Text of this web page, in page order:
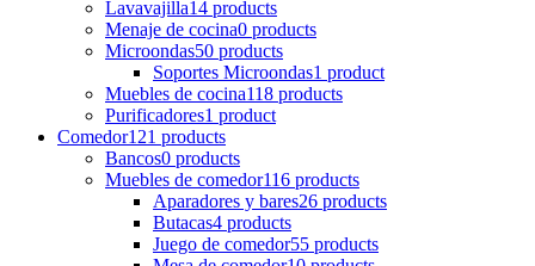
Lavavajilla14 products
Menaje de cocina0 products
Microondas50 products
Soportes Microondas1 product
Muebles de cocina118 products
Purificadores1 product
Comedor121 products
Bancos0 products
Muebles de comedor116 products
Aparadores y bares26 products
Butacas4 products
Juego de comedor55 products